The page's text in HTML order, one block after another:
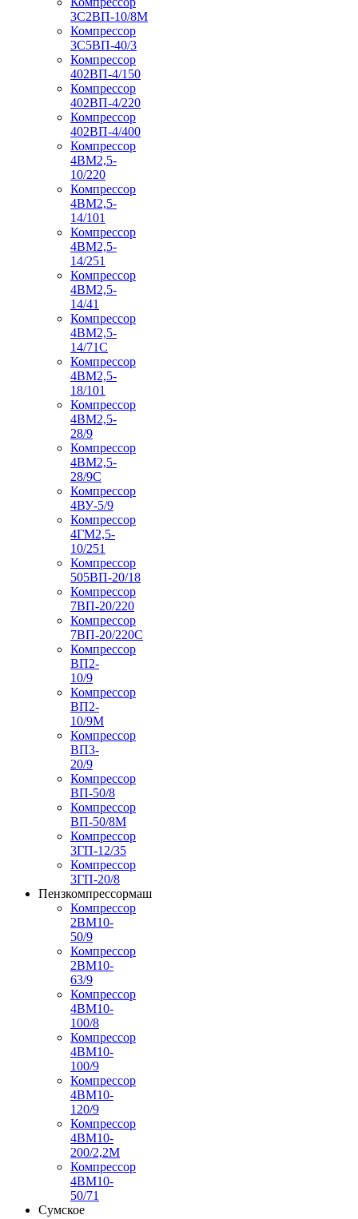
3С2ВП-10/8М
Компрессор
3С5ВП-40/3
Компрессор
402ВП-4/150
Компрессор
402ВП-4/220
Компрессор
402ВП-4/400
Компрессор
4ВМ2,5-
10/220
Компрессор
4ВМ2,5-
14/101
Компрессор
4ВМ2,5-
14/251
Компрессор
4ВМ2,5-
14/41
Компрессор
4ВМ2,5-
14/71C
Компрессор
4ВМ2,5-
18/101
Компрессор
4ВМ2,5-
28/9
Компрессор
4ВМ2,5-
28/9С
Компрессор
4ВУ-5/9
Компрессор
4ГМ2,5-
10/251
Компрессор
505ВП-20/18
Компрессор
7ВП-20/220
Компрессор
7ВП-20/220С
Компрессор
ВП2-
10/9
Компрессор
ВП2-
10/9М
Компрессор
ВП3-
20/9
Компрессор
ВП-50/8
Компрессор
ВП-50/8М
Компрессор
3ГП-12/35
Компрессор
3ГП-20/8
Пензкомпрессормаш
Компрессор
2ВМ10-
50/9
Компрессор
2ВМ10-
63/9
Компрессор
4ВМ10-
100/8
Компрессор
4ВМ10-
100/9
Компрессор
4ВМ10-
120/9
Компрессор
4ВМ10-
200/2,2М
Компрессор
4ВМ10-
50/71
Сумское